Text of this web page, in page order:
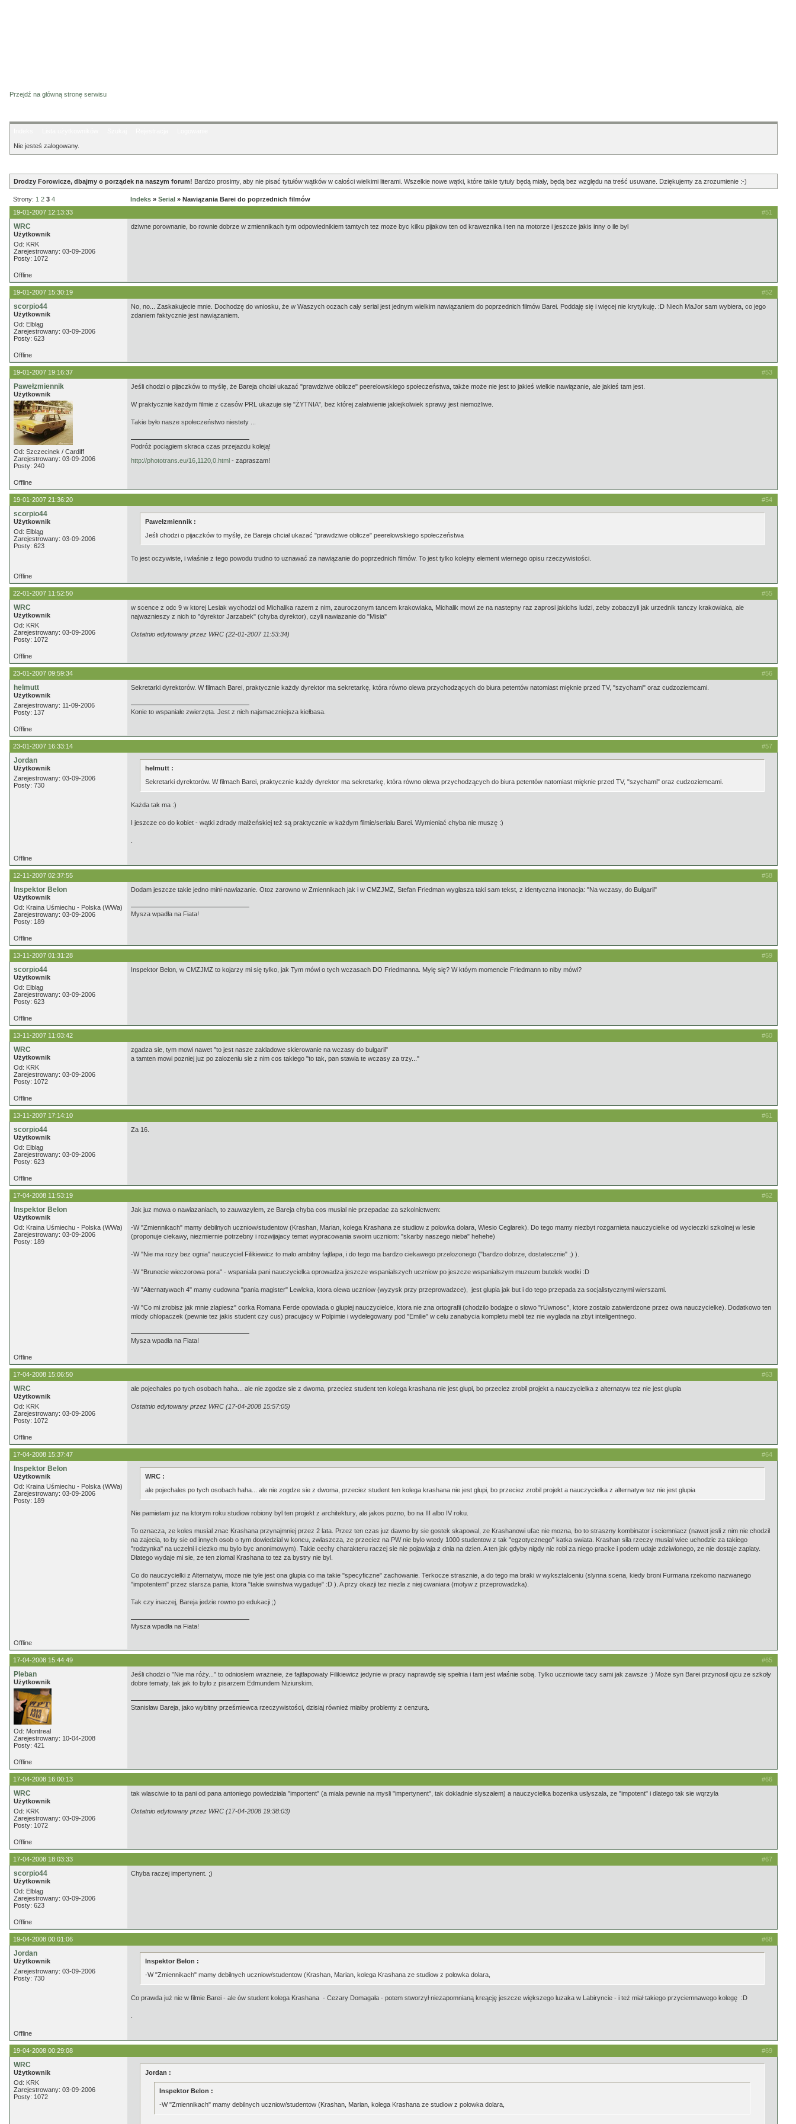
Przejdź na główną stronę serwisu
Nie jesteś zalogowany.
Drodzy Forowicze, dbajmy o porządek na naszym forum! Bardzo prosimy, aby nie pisać tytułów wątków w całości wielkimi literami. Wszelkie nowe wątki, które takie tytuły będą miały, będą bez względu na treść usuwane. Dziękujemy za zrozumienie :-)
Strony: 1 2 3 4 Indeks » Serial » Nawiązania Barei do poprzednich filmów
#51
19-01-2007 12:13:33
WRC
Użytkownik
Od: KRK
Zarejestrowany: 03-09-2006
Posty: 1072
dziwne porownanie, bo rownie dobrze w zmiennikach tym odpowiednikiem tamtych tez moze byc kilku pijakow ten od kraweznika i ten na motorze i jeszcze jakis inny o ile byl
Offline
#52
19-01-2007 15:30:19
scorpio44
Użytkownik
Od: Elbląg
Zarejestrowany: 03-09-2006
Posty: 623
No, no... Zaskakujecie mnie. Dochodzę do wniosku, że w Waszych oczach cały serial jest jednym wielkim nawiązaniem do poprzednich filmów Barei. Poddaję się i więcej nie krytykuję. :D Niech MaJor sam wybiera, co jego
zdaniem faktycznie jest nawiązaniem.
Offline
#53
19-01-2007 19:16:37
Pawełzmiennik
Użytkownik
Od: Szczecinek / Cardiff
Zarejestrowany: 03-09-2006
Posty: 240
Jeśli chodzi o pijaczków to myślę, że Bareja chciał ukazać "prawdziwe oblicze" peerelowskiego społeczeństwa, także może nie jest to jakieś wielkie nawiązanie, ale jakieś tam jest.
W praktycznie każdym filmie z czasów PRL ukazuje się "ŻYTNIA", bez której załatwienie jakiejkolwiek sprawy jest niemożliwe.
Takie było nasze społeczeństwo niestety ...
Podróż pociągiem skraca czas przejazdu koleją!
http://phototrans.eu/16,1120,0.html - zapraszam!
Offline
#54
19-01-2007 21:36:20
scorpio44
Użytkownik
Od: Elbląg
Zarejestrowany: 03-09-2006
Posty: 623
Pawełzmiennik :
Jeśli chodzi o pijaczków to myślę, że Bareja chciał ukazać "prawdziwe oblicze" peerelowskiego społeczeństwa
To jest oczywiste, i właśnie z tego powodu trudno to uznawać za nawiązanie do poprzednich filmów. To jest tylko kolejny element wiernego opisu rzeczywistości.
Offline
#55
22-01-2007 11:52:50
WRC
Użytkownik
Od: KRK
Zarejestrowany: 03-09-2006
Posty: 1072
w scence z odc 9 w ktorej Lesiak wychodzi od Michalika razem z nim, zauroczonym tancem krakowiaka, Michalik mowi ze na nastepny raz zaprosi jakichs ludzi, zeby zobaczyli jak urzednik tanczy krakowiaka, ale
najwaznieszy z nich to "dyrektor Jarzabek" (chyba dyrektor), czyli nawiazanie do "Misia"
Ostatnio edytowany przez WRC (22-01-2007 11:53:34)
Offline
#56
23-01-2007 09:59:34
helmutt
Użytkownik
Zarejestrowany: 11-09-2006
Posty: 137
Sekretarki dyrektorów. W filmach Barei, praktycznie każdy dyrektor ma sekretarkę, która równo olewa przychodzących do biura petentów natomiast mięknie przed TV, "szychami" oraz cudzoziemcami.
Konie to wspaniałe zwierzęta. Jest z nich najsmaczniejsza kiełbasa.
Offline
#57
23-01-2007 16:33:14
Jordan
Użytkownik
Zarejestrowany: 03-09-2006
Posty: 730
helmutt :
Sekretarki dyrektorów. W filmach Barei, praktycznie każdy dyrektor ma sekretarkę, która równo olewa przychodzących do biura petentów natomiast mięknie przed TV, "szychami" oraz cudzoziemcami.
Każda tak ma :)
I jeszcze co do kobiet - wątki zdrady małżeńskiej też są praktycznie w każdym filmie/serialu Barei. Wymieniać chyba nie muszę :)
Offline
#58
12-11-2007 02:37:55
Inspektor Belon
Użytkownik
Od: Kraina Uśmiechu - Polska (WWa)
Zarejestrowany: 03-09-2006
Posty: 189
Dodam jeszcze takie jedno mini-nawiazanie. Otoz zarowno w Zmiennikach jak i w CMZJMZ, Stefan Friedman wyglasza taki sam tekst, z identyczna intonacja: "Na wczasy, do Bulgarii"
Mysza wpadła na Fiata!
Offline
#59
13-11-2007 01:31:28
scorpio44
Użytkownik
Od: Elbląg
Zarejestrowany: 03-09-2006
Posty: 623
Inspektor Belon, w CMZJMZ to kojarzy mi się tylko, jak Tym mówi o tych wczasach DO Friedmanna. Mylę się? W któym momencie Friedmann to niby mówi?
Offline
#60
13-11-2007 11:03:42
WRC
Użytkownik
Od: KRK
Zarejestrowany: 03-09-2006
Posty: 1072
zgadza sie, tym mowi nawet "to jest nasze zakladowe skierowanie na wczasy do bulgarii"
a tamten mowi pozniej juz po zalozeniu sie z nim cos takiego "to tak, pan stawia te wczasy za trzy..."
Offline
#61
13-11-2007 17:14:10
scorpio44
Użytkownik
Od: Elbląg
Zarejestrowany: 03-09-2006
Posty: 623
Za 16.
Offline
#62
17-04-2008 11:53:19
Inspektor Belon
Użytkownik
Od: Kraina Uśmiechu - Polska (WWa)
Zarejestrowany: 03-09-2006
Posty: 189
Jak juz mowa o nawiazaniach, to zauwazylem, ze Bareja chyba cos musial nie przepadac za szkolnictwem:
-W "Zmiennikach" mamy debilnych uczniow/studentow (Krashan, Marian, kolega Krashana ze studiow z polowka dolara, Wiesio Ceglarek). Do tego mamy niezbyt rozgarnieta nauczycielke od wycieczki szkolnej w lesie
(proponuje ciekawy, niezmiernie potrzebny i rozwijajacy temat wypracowania swoim uczniom: "skarby naszego nieba" hehehe)
-W "Nie ma rozy bez ognia" nauczyciel Filikiewicz to malo ambitny fajtlapa, i do tego ma bardzo ciekawego przelozonego ("bardzo dobrze, dostatecznie" ;) ).
-W "Brunecie wieczorowa pora" - wspaniala pani nauczycielka oprowadza jeszcze wspanialszych uczniow po jeszcze wspanialszym muzeum butelek wodki :D
-W "Alternatywach 4" mamy cudowna "pania magister" Lewicka, ktora olewa uczniow (wyzysk przy przeprowadzce), jest glupia jak but i do tego przepada za socjalistycznymi wierszami.
-W "Co mi zrobisz jak mnie zlapiesz" corka Romana Ferde opowiada o glupiej nauczycielce, ktora nie zna ortografii (chodzilo bodajze o slowo "rUwnosc", ktore zostalo zatwierdzone przez owa nauczycielke). Dodatkowo ten
mlody chlopaczek (pewnie tez jakis student czy cus) pracujacy w Polpimie i wydelegowany pod "Emilie" w celu zanabycia kompletu mebli tez nie wyglada na zbyt inteligentnego.
Mysza wpadła na Fiata!
Offline
#63
17-04-2008 15:06:50
WRC
Użytkownik
Od: KRK
Zarejestrowany: 03-09-2006
Posty: 1072
ale pojechales po tych osobach haha... ale nie zgodze sie z dwoma, przeciez student ten kolega krashana nie jest glupi, bo przeciez zrobil projekt a nauczycielka z alternatyw tez nie jest glupia
Ostatnio edytowany przez WRC (17-04-2008 15:57:05)
Offline
#64
17-04-2008 15:37:47
Inspektor Belon
Użytkownik
Od: Kraina Uśmiechu - Polska (WWa)
Zarejestrowany: 03-09-2006
Posty: 189
WRC :
ale pojechales po tych osobach haha... ale nie zogdze sie z dwoma, przeciez student ten kolega krashana nie jest glupi, bo przeciez zrobil projekt a nauczycielka z alternatyw tez nie jest glupia
Nie pamietam juz na ktorym roku studiow robiony byl ten projekt z architektury, ale jakos pozno, bo na III albo IV roku.
To oznacza, ze koles musial znac Krashana przynajmniej przez 2 lata. Przez ten czas juz dawno by sie gostek skapowal, ze Krashanowi ufac nie mozna, bo to straszny kombinator i sciemniacz (nawet jesli z nim nie chodzil
na zajecia, to by sie od innych osob o tym dowiedzial w koncu, zwlaszcza, ze przeciez na PW nie bylo wtedy 1000 studentow z tak "egzotycznego" katka swiata. Krashan sila rzeczy musial wiec uchodzic za takiego
"rodzynka" na uczelni i ciezko mu bylo byc anonimowym). Takie cechy charakteru raczej sie nie pojawiaja z dnia na dzien. A ten jak gdyby nigdy nic robi za niego pracke i podem udaje zdziwionego, ze nie dostaje zaplaty.
Dlatego wydaje mi sie, ze ten ziomal Krashana to tez za bystry nie byl.
Co do nauczycielki z Alternatyw, moze nie tyle jest ona glupia co ma takie "specyficzne" zachowanie. Terkocze strasznie, a do tego ma braki w wyksztalceniu (slynna scena, kiedy broni Furmana rzekomo nazwanego
"impotentem" przez starsza pania, ktora "takie swinstwa wygaduje" :D ). A przy okazji tez niezla z niej cwaniara (motyw z przeprowadzka).
Tak czy inaczej, Bareja jedzie rowno po edukacji ;)
Mysza wpadła na Fiata!
Offline
#65
17-04-2008 15:44:49
Pleban
Użytkownik
Od: Montreal
Zarejestrowany: 10-04-2008
Posty: 421
Jeśli chodzi o "Nie ma róży..." to odniosłem wrażneie, że fajtłapowaty Filikiewicz jedynie w pracy naprawdę się spełnia i tam jest właśnie sobą. Tylko uczniowie tacy sami jak zawsze :) Może syn Barei przynosił ojcu ze szkoły
dobre tematy, tak jak to było z pisarzem Edmundem Niziurskim.
Stanisław Bareja, jako wybitny prześmiewca rzeczywistości, dzisiaj również miałby problemy z cenzurą.
Offline
#66
17-04-2008 16:00:13
WRC
Użytkownik
Od: KRK
Zarejestrowany: 03-09-2006
Posty: 1072
tak wlasciwie to ta pani od pana antoniego powiedziala "importent" (a miala pewnie na mysli "impertynent", tak dokladnie slyszalem) a nauczycielka bozenka uslyszala, ze "impotent" i dlatego tak sie wqrzyla
Ostatnio edytowany przez WRC (17-04-2008 19:38:03)
Offline
#67
17-04-2008 18:03:33
scorpio44
Użytkownik
Od: Elbląg
Zarejestrowany: 03-09-2006
Posty: 623
Chyba raczej impertynent. ;)
Offline
#68
19-04-2008 00:01:06
Jordan
Użytkownik
Zarejestrowany: 03-09-2006
Posty: 730
Inspektor Belon :
-W "Zmiennikach" mamy debilnych uczniow/studentow (Krashan, Marian, kolega Krashana ze studiow z polowka dolara,
Co prawda już nie w filmie Barei - ale ów student kolega Krashana - Cezary Domagała - potem stworzył niezapomnianą kreącję jeszcze większego luzaka w Labiryncie - i też miał takiego przyciemnawego kolegę :D
Offline
#69
19-04-2008 00:29:08
WRC
Użytkownik
Od: KRK
Zarejestrowany: 03-09-2006
Posty: 1072
Jordan :
Inspektor Belon :
-W "Zmiennikach" mamy debilnych uczniow/studentow (Krashan, Marian, kolega Krashana ze studiow z polowka dolara,